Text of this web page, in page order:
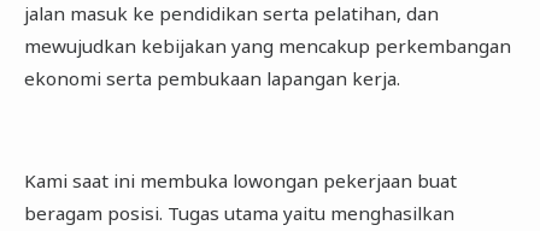
jalan masuk ke pendidikan serta pelatihan, dan
mewujudkan kebijakan yang mencakup perkembangan
ekonomi serta pembukaan lapangan kerja.
Kami saat ini membuka lowongan pekerjaan buat
beragam posisi. Tugas utama yaitu menghasilkan